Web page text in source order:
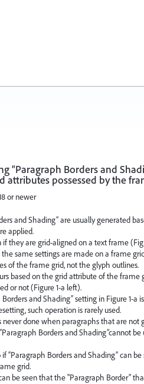
“Paragraph Borders and
attributes possessed by the
or newer
and Shading” are usually generated
applied.
if they are grid-aligned on a text frame
same settings are made on a frame
of the frame grid, not the glyph outlines.
based on the grid attribute of the
or not (Figure 1-a left).
and Shading” setting in Figure 1-a
such operation is rarely used.
never done when paragraphs that are
Borders and Shading”cannot
if “Paragraph Borders and Shading” can
grid.
be seen that the "Paragraph Border"